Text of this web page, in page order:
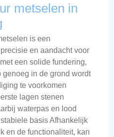
metselen in
is een
en aandacht voor
een solide fundering,
in de grond wordt
te voorkomen
lagen stenen
waterpas en lood
basis Afhankelijk
en de functionaliteit, kan